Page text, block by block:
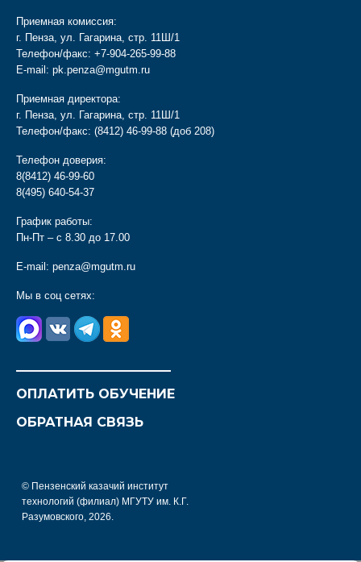
Приемная комиссия:
г. Пенза, ул. Гагарина, стр. 11Ш/1
Телефон/факс: +7-904-265-99-88
E-mail: pk.penza@mgutm.ru
Приемная директора:
г. Пенза, ул. Гагарина, стр. 11Ш/1
Телефон/факс: (8412) 46-99-88 (доб 208)
Телефон доверия:
8(8412) 46-99-60
8(495) 640-54-37
График работы:
Пн-Пт – с 8.30 до 17.00
E-mail: penza@mgutm.ru
Мы в соц сетях:
ОПЛАТИТЬ ОБУЧЕНИЕ
ОБРАТНАЯ СВЯЗЬ
© Пензенский казачий институт
технологий (филиал) МГУТУ им. К.Г.
Разумовского, 2026.